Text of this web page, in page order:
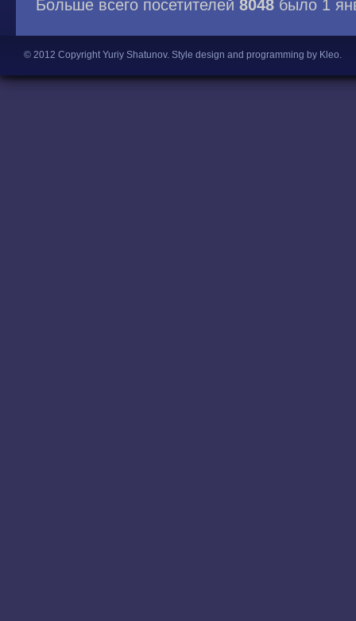
Больше всего посетителей 8048 было 1
© 2012 Copyright Yuriy Shatunov. Style design and programming by Kleo.